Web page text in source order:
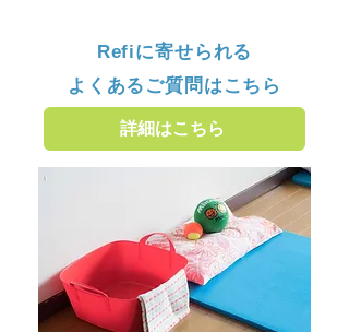
Refiに寄せられる
よくあるご質問はこちら
詳細はこちら